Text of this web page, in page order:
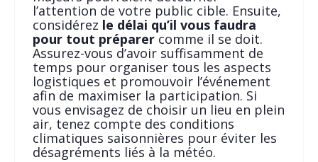
l’attention de votre public cible. Ensuite,
considérez le délai qu’il vous faudra
pour tout préparer comme il se doit.
Assurez-vous d’avoir suffisamment de
temps pour organiser tous les aspects
logistiques et promouvoir l’événement
afin de maximiser la participation. Si
vous envisagez de choisir un lieu en plein
air, tenez compte des conditions
climatiques saisonnières pour éviter les
désagréments liés à la météo.